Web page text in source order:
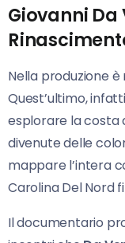
Giovanni Da
Nella produzione
Quest’ultimo,
esplorare la costa
divenute delle
mappare l’intera
Carolina Del Nord
Il documentario